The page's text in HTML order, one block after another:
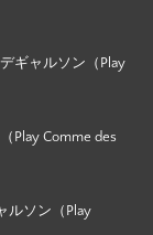
ギャルソン（Play
Play Comme des
ルソン（Play